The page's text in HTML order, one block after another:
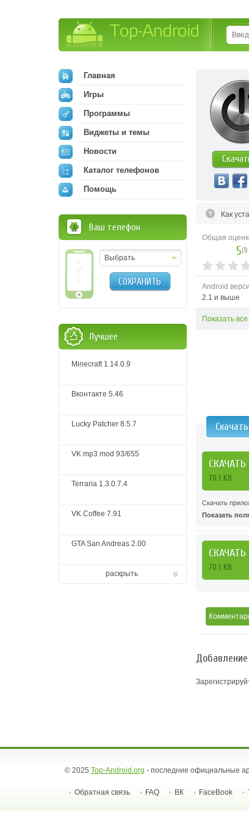
Как
Общая
5(1)
Android
2.1 и выше
Показать все
СКАЧАТЬ
70.1 KB
Скачать
Показать
СКАЧАТЬ
70.1 KB
Главная
Игры
Программы
Виджеты и темы
Новости
Каталог телефонов
Помощь
Ваш телефон
Выбрать
СОХРАНИТЬ
Лучшее
Minecraft 1.14.0.9
Вконтакте 5.46
Lucky Patcher 8.5.7
VK mp3 mod 93/655
Terraria 1.3.0.7.4
VK Coffee 7.91
GTA San Andreas 2.00
раскрыть
© 2025 Top-Android.org - последние официальные
Обратная связь FAQ ВК FaceBook